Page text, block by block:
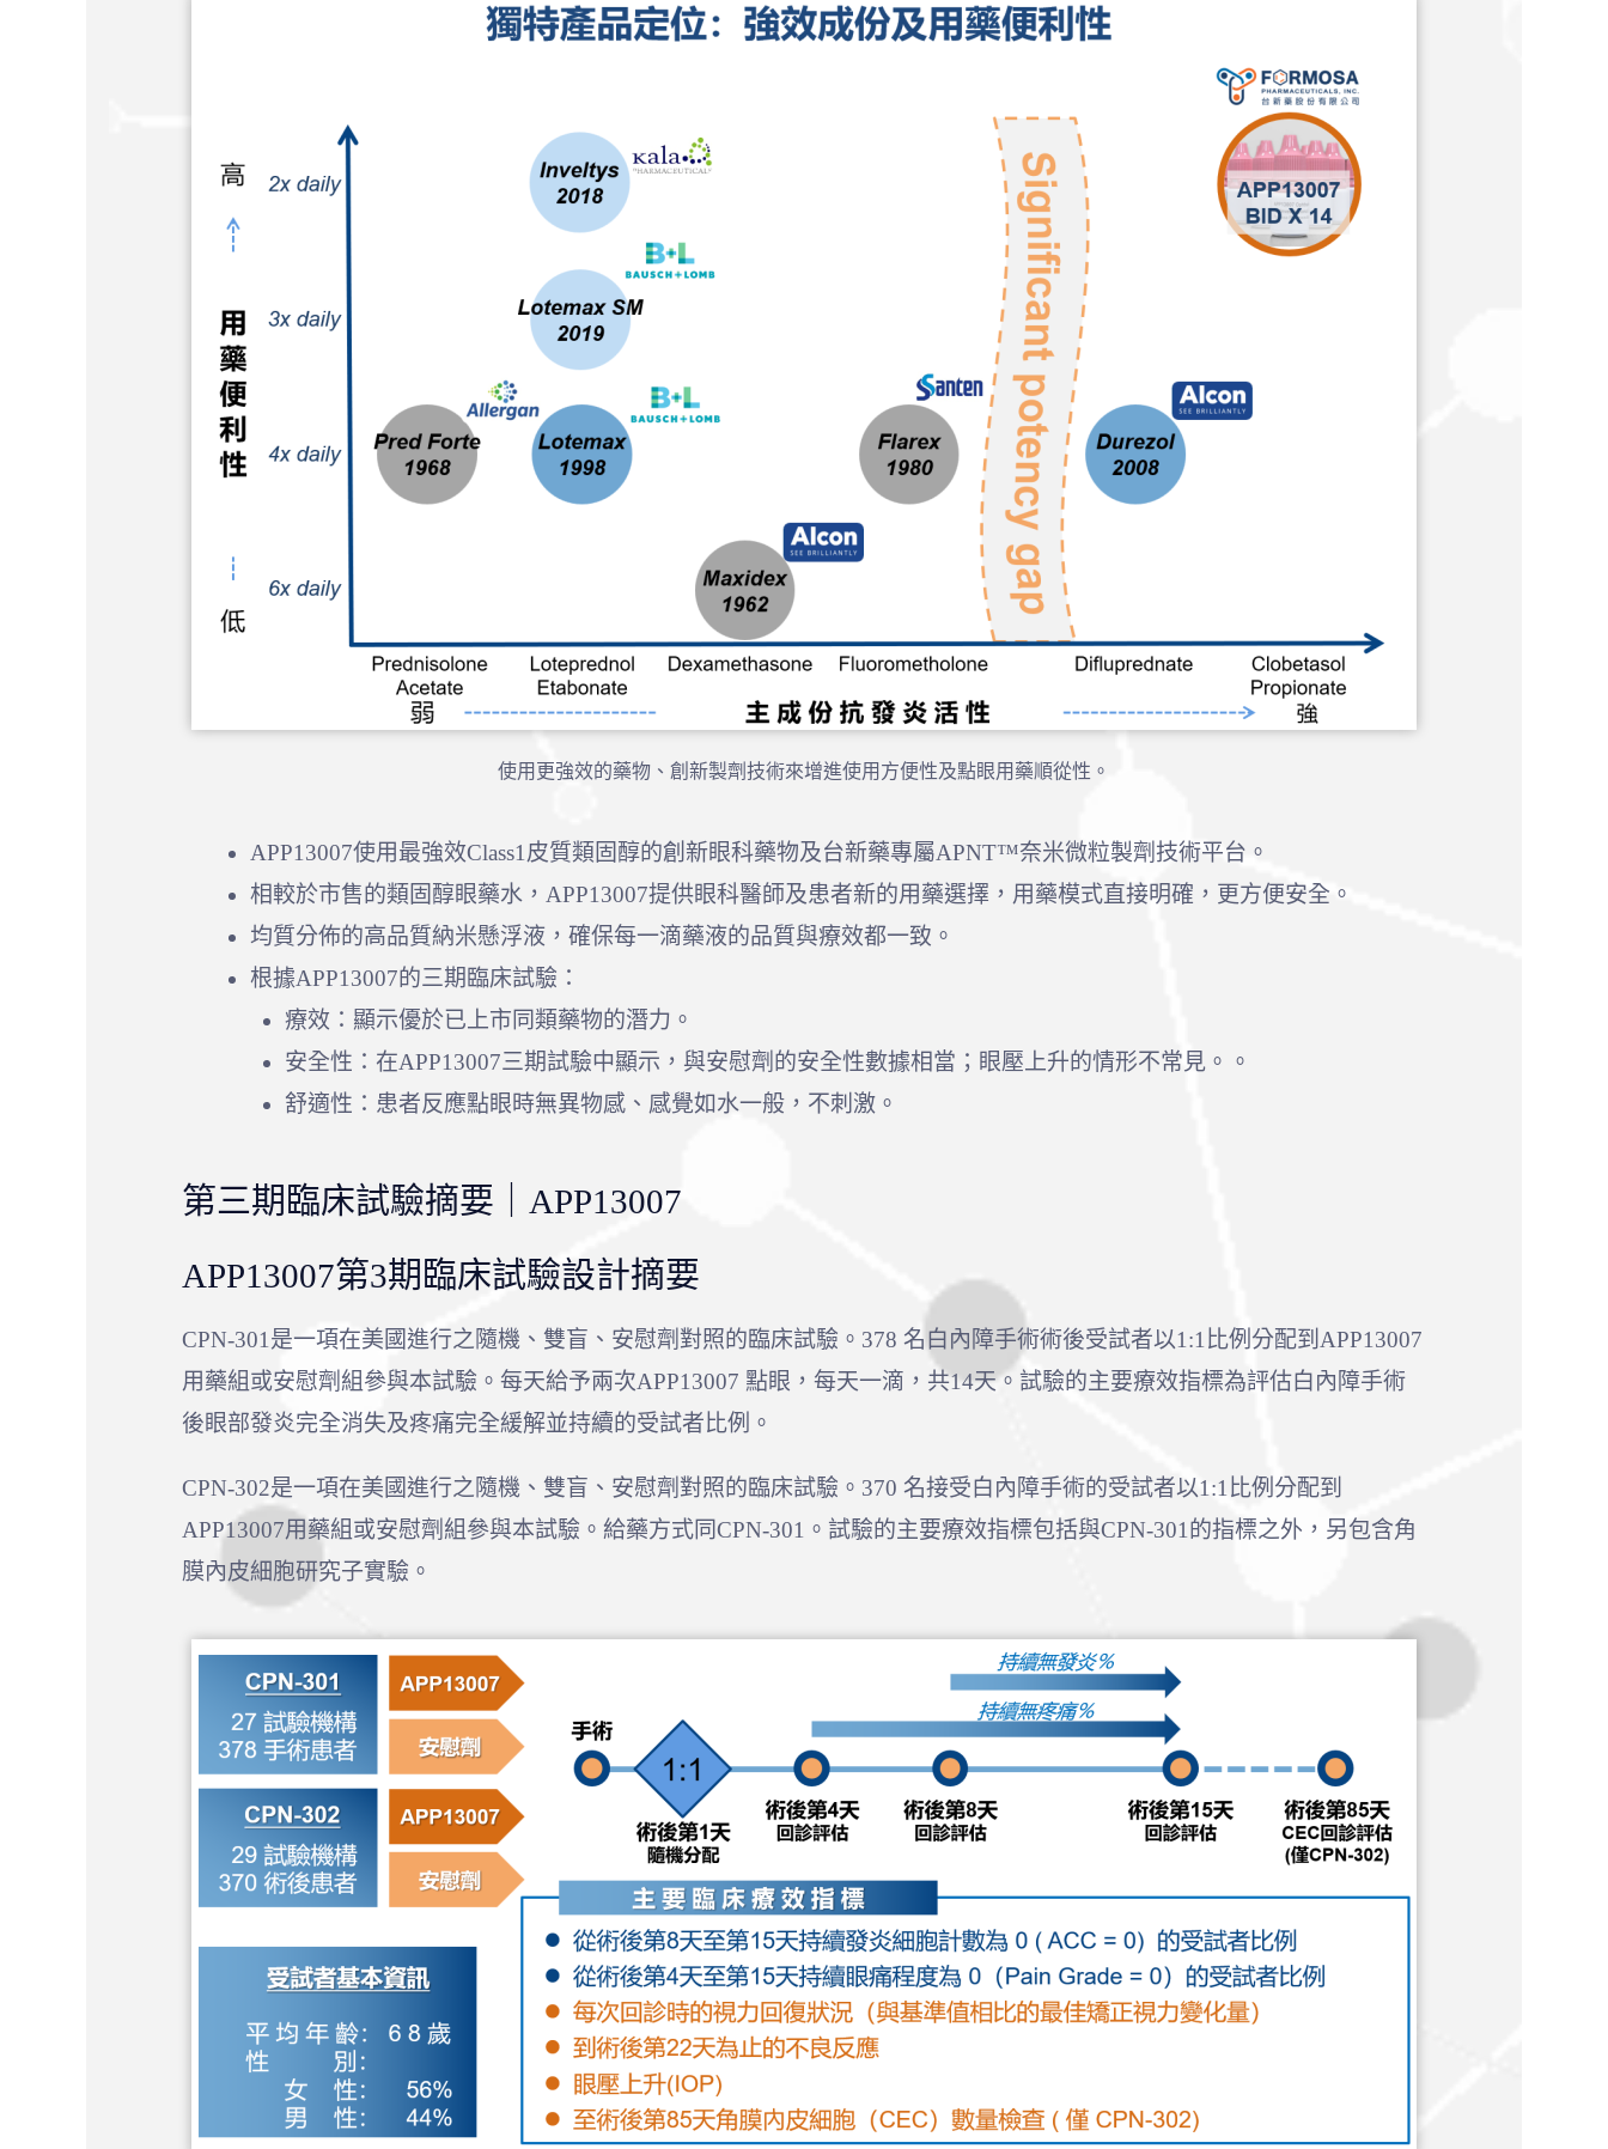
使用更強效的藥物、創新製劑技術來增進使用方便性及點眼用藥順從性。
APP13007使用最強效Class1皮質類固醇的創新眼科藥物及台新藥專屬APNT™奈米微粒製劑技術平台。
相較於市售的類固醇眼藥水，APP13007提供眼科醫師及患者新的用藥選擇，用藥模式直接明確，更方便安全。
均質分佈的高品質納米懸浮液，確保每一滴藥液的品質與療效都一致。
根據APP13007的三期臨床試驗：
療效：顯示優於已上市同類藥物的潛力。
安全性：在APP13007三期試驗中顯示，與安慰劑的安全性數據相當；眼壓上升的情形不常見。。
舒適性：患者反應點眼時無異物感、感覺如水一般，不刺激。
第三期臨床試驗摘要｜APP13007
APP13007第3期臨床試驗設計摘要
CPN-301是一項在美國進行之隨機、雙盲、安慰劑對照的臨床試驗。378 名白內障手術術後受試者以1:1比例分配到APP13007
用藥組或安慰劑組參與本試驗。每天給予兩次APP13007 點眼，每天一滴，共14天。試驗的主要療效指標為評估白內障手術
後眼部發炎完全消失及疼痛完全緩解並持續的受試者比例。
CPN-302是一項在美國進行之隨機、雙盲、安慰劑對照的臨床試驗。370 名接受白內障手術的受試者以1:1比例分配到
APP13007用藥組或安慰劑組參與本試驗。給藥方式同CPN-301。試驗的主要療效指標包括與CPN-301的指標之外，另包含角
膜內皮細胞研究子實驗。